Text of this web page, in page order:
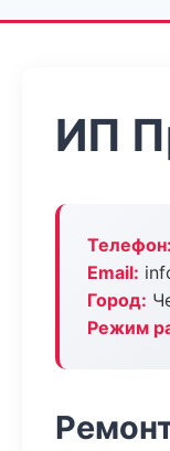
ИП
Телефон:
Email:
Город:
Режим